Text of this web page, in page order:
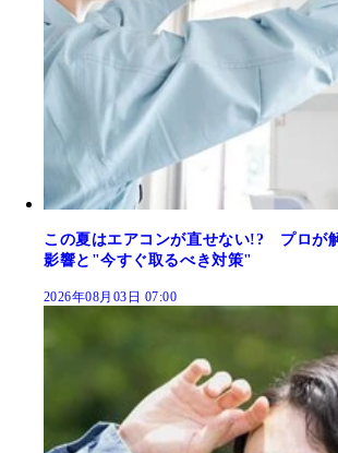
この夏はエアコンが直せない!? プロが
影響と"今すぐ取るべき対策"
2026年08月03日 07:00